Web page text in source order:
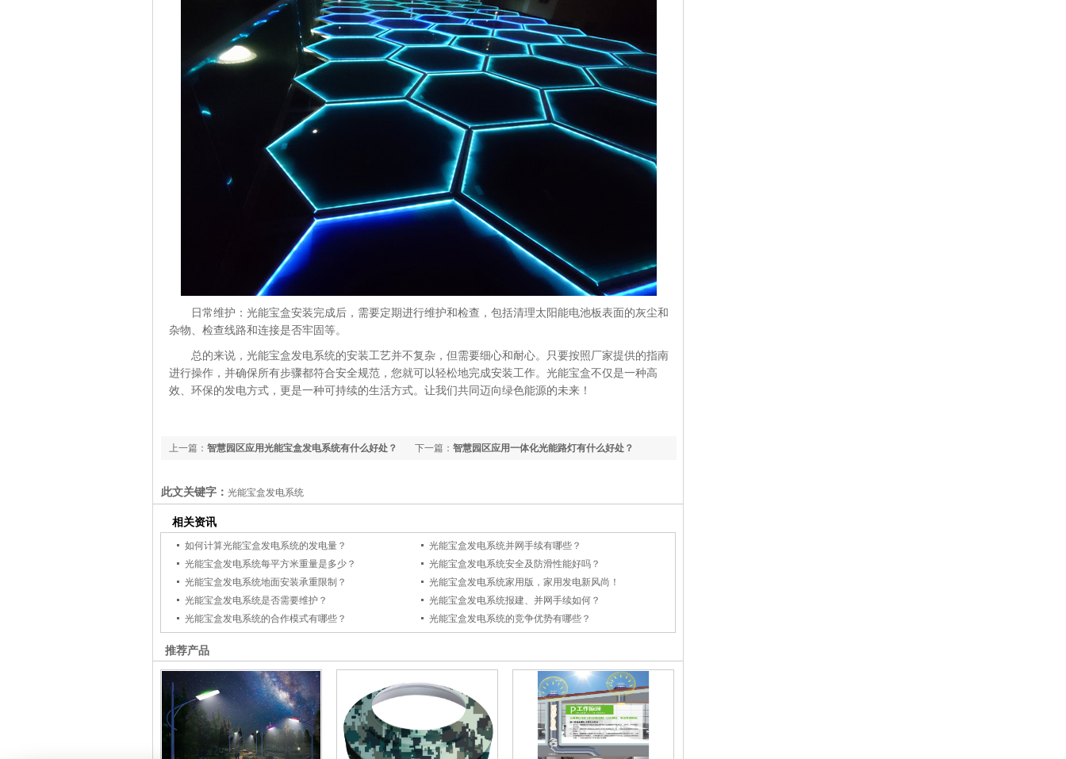
日常维护：光能宝盒安装完成后，需要定期进行维护和检查，包括清理太阳能电池板表面的灰尘和
杂物、检查线路和连接是否牢固等。
总的来说，光能宝盒发电系统的安装工艺并不复杂，但需要细心和耐心。只要按照厂家提供的指南
进行操作，并确保所有步骤都符合安全规范，您就可以轻松地完成安装工作。光能宝盒不仅是一种高
效、环保的发电方式，更是一种可持续的生活方式。让我们共同迈向绿色能源的未来！
下一篇： 智慧园区应用一体化光能路灯有什么好处？
上一篇： 智慧园区应用光能宝盒发电系统有什么好处？
此文关键字： 光能宝盒发电系统
相关资讯
如何计算光能宝盒发电系统的发电量？
光能宝盒发电系统并网手续有哪些？
光能宝盒发电系统每平方米重量是多少？
光能宝盒发电系统安全及防滑性能好吗？
光能宝盒发电系统地面安装承重限制？
光能宝盒发电系统家用版，家用发电新风尚！
光能宝盒发电系统是否需要维护？
光能宝盒发电系统报建、并网手续如何？
光能宝盒发电系统的合作模式有哪些？
光能宝盒发电系统的竞争优势有哪些？
推荐产品